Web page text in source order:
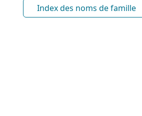
Index des noms de famille